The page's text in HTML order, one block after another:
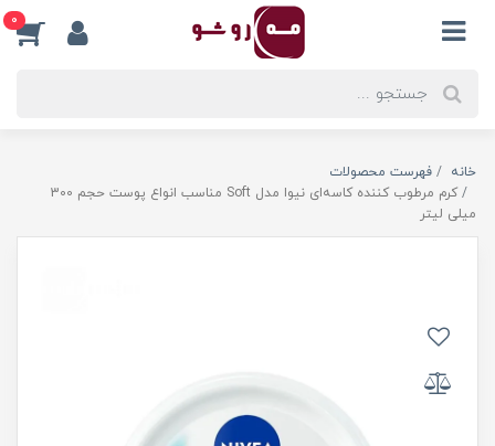
0
خانه
فهرست محصولات
کرم مرطوب کننده کاسه‌ای نیوا مدل Soft مناسب انواع پوست حجم 300
میلی لیتر